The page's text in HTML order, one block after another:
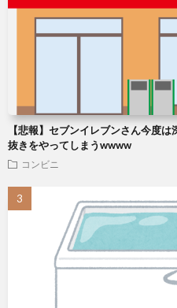
【悲報】セブンイレブンさん今度
抜きをやってしまうwwww
コンビニ